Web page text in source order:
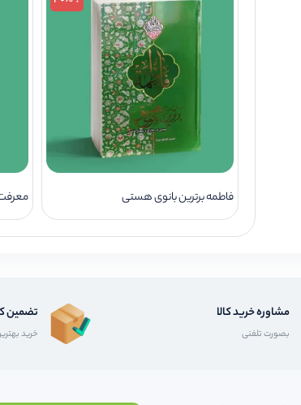
فاطمه برترین بانوی هستی
مشاوره خرید کالا
بصورت تلفنی
تضمین
خرید